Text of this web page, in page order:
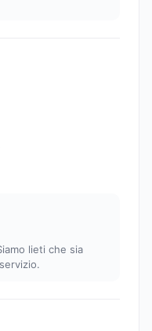
lieti che sia